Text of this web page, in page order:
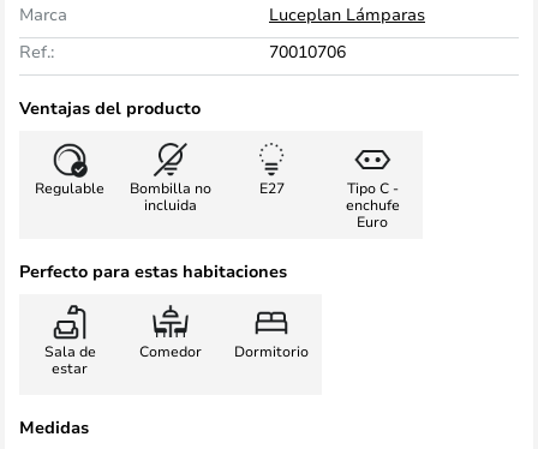
Marca
Luceplan Lámparas
Ref.:
70010706
Ventajas del producto
Regulable
Bombilla no
incluida
E27
Tipo C -
enchufe
Euro
Perfecto para estas habitaciones
Sala de
estar
Comedor Dormitorio
Medidas